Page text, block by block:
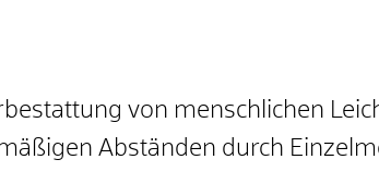
von menschlichen
Abständen durch